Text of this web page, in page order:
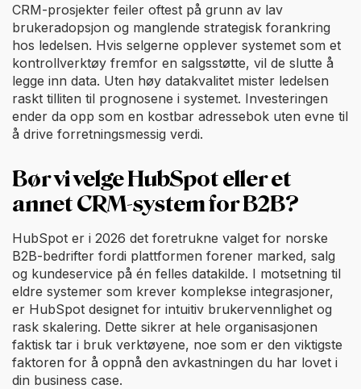
CRM-prosjekter feiler oftest på grunn av lav
brukeradopsjon og manglende strategisk forankring
hos ledelsen. Hvis selgerne opplever systemet som et
kontrollverktøy fremfor en salgsstøtte, vil de slutte å
legge inn data. Uten høy datakvalitet mister ledelsen
raskt tilliten til prognosene i systemet. Investeringen
ender da opp som en kostbar adressebok uten evne til
å drive forretningsmessig verdi.
Bør vi velge HubSpot eller et
annet CRM-system for B2B?
HubSpot er i 2026 det foretrukne valget for norske
B2B-bedrifter fordi plattformen forener marked, salg
og kundeservice på én felles datakilde. I motsetning til
eldre systemer som krever komplekse integrasjoner,
er HubSpot designet for intuitiv brukervennlighet og
rask skalering. Dette sikrer at hele organisasjonen
faktisk tar i bruk verktøyene, noe som er den viktigste
faktoren for å oppnå den avkastningen du har lovet i
din business case.